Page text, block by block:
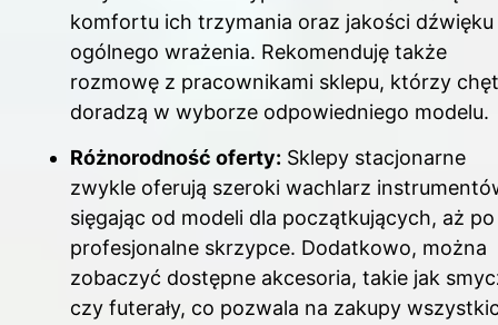
komfortu ich trzymania oraz jakości dźwięku
ogólnego wrażenia. Rekomenduję także
rozmowę z pracownikami sklepu, którzy
doradzą w wyborze odpowiedniego modelu.
Różnorodność oferty: Sklepy stacjonarne
zwykle oferują szeroki wachlarz
sięgając od modeli dla początkujących, aż po
profesjonalne skrzypce. Dodatkowo, można
zobaczyć dostępne akcesoria, takie jak
czy futerały, co pozwala na zakupy